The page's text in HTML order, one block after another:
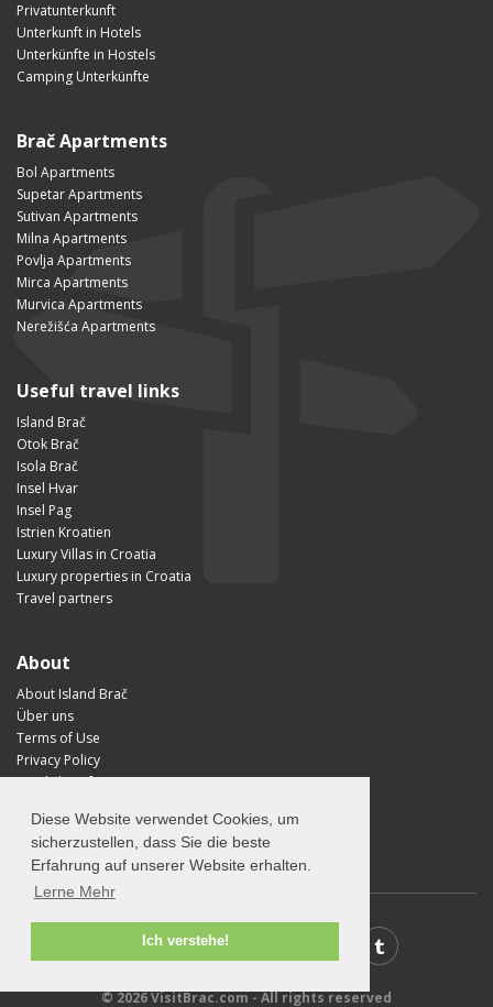
Diese Website verwendet Cookies, um
sicherzustellen, dass Sie die beste
Erfahrung auf unserer Website erhalten.
Lerne Mehr
Ich verstehe!
Privatunterkunft
Unterkunft in Hotels
Unterkünfte in Hostels
Camping Unterkünfte
Brač Apartments
Bol Apartments
Supetar Apartments
Sutivan Apartments
Milna Apartments
Povlja Apartments
Mirca Apartments
Murvica Apartments
Nerežišća Apartments
Useful travel links
Island Brač
Otok Brač
Isola Brač
Insel Hvar
Insel Pag
Istrien Kroatien
Luxury Villas in Croatia
Luxury properties in Croatia
Travel partners
About
About Island Brač
Über uns
Terms of Use
Privacy Policy
Nützliche Informationen
Visit Croatia
© 2026 VisitBrac.com - All rights reserved